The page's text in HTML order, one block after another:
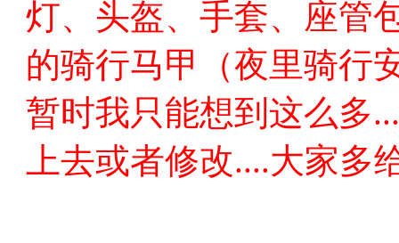
灯、头盔、手套、座管
的骑行马甲（夜里骑行
暂时我只能想到这么多
上去或者修改....大家多